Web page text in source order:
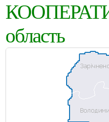
область